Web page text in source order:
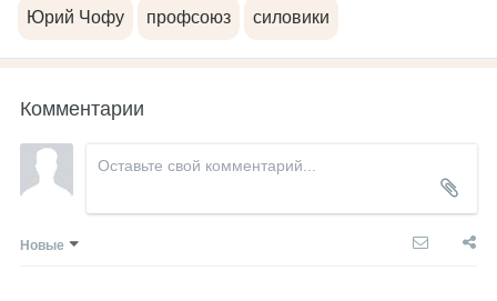
Юрий Чофу профсоюз силовики
Комментарии
Новые